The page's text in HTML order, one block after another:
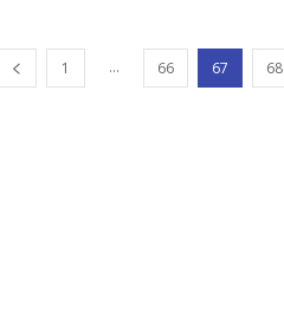
1 ... 66 67 68